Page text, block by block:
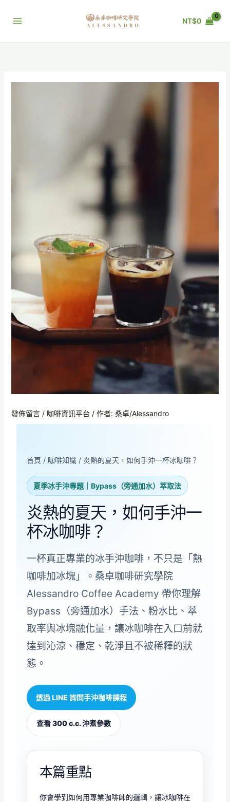
NT$0
發佈留言 / 咖啡資訊平台 / 作者: 桑卓/Alessandro
首頁 / 咖啡知識 / 炎熱的夏天，如何手沖一杯冰咖啡？
夏季冰手沖專題｜Bypass（旁通加水）萃取法
炎熱的夏天，如何手沖一
杯冰咖啡？
一杯真正專業的冰手沖咖啡，不只是「熱
咖啡加冰塊」。桑卓咖啡研究學院
Alessandro Coffee Academy 帶你理解
Bypass（旁通加水）手法、粉水比、萃
取率與冰塊融化量，讓冰咖啡在入口前就
達到沁涼、穩定、乾淨且不被稀釋的狀
態。
透過 LINE 詢問手沖咖啡課程
查看 300 c.c. 沖煮參數
本篇重點
你會學到如何用專業咖啡師的邏輯，讓冰咖啡在